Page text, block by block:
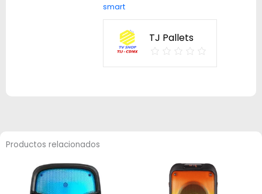
smart
TJ Pallets
Productos relacionados